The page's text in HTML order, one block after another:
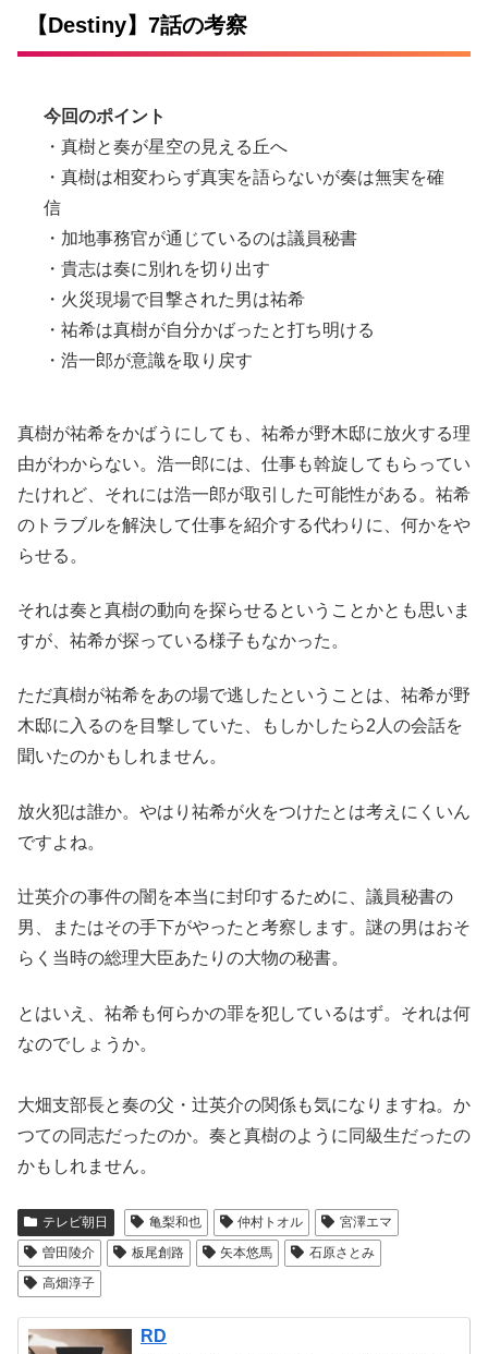
【Destiny】7話の考察
今回のポイント
・真樹と奏が星空の見える丘へ
・真樹は相変わらず真実を語らないが奏は無実を確
信
・加地事務官が通じているのは議員秘書
・貴志は奏に別れを切り出す
・火災現場で目撃された男は祐希
・祐希は真樹が自分かばったと打ち明ける
・浩一郎が意識を取り戻す
真樹が祐希をかばうにしても、祐希が野木邸に放火する理
由がわからない。浩一郎には、仕事も斡旋してもらってい
たけれど、それには浩一郎が取引した可能性がある。祐希
のトラブルを解決して仕事を紹介する代わりに、何かをや
らせる。
それは奏と真樹の動向を探らせるということかとも思いま
すが、祐希が探っている様子もなかった。
ただ真樹が祐希をあの場で逃したということは、祐希が野
木邸に入るのを目撃していた、もしかしたら2人の会話を
聞いたのかもしれません。
放火犯は誰か。やはり祐希が火をつけたとは考えにくいん
ですよね。
辻英介の事件の闇を本当に封印するために、議員秘書の
男、またはその手下がやったと考察します。謎の男はおそ
らく当時の総理大臣あたりの大物の秘書。
とはいえ、祐希も何らかの罪を犯しているはず。それは何
なのでしょうか。
大畑支部長と奏の父・辻英介の関係も気になりますね。か
つての同志だったのか。奏と真樹のように同級生だったの
かもしれません。
テレビ朝日 亀梨和也 仲村トオル
宮澤エマ
曽田陵介
板尾創路 矢本悠馬
石原さとみ
高畑淳子
RD